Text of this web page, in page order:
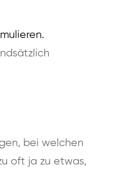
bei welchen
oft ja zu etwas,